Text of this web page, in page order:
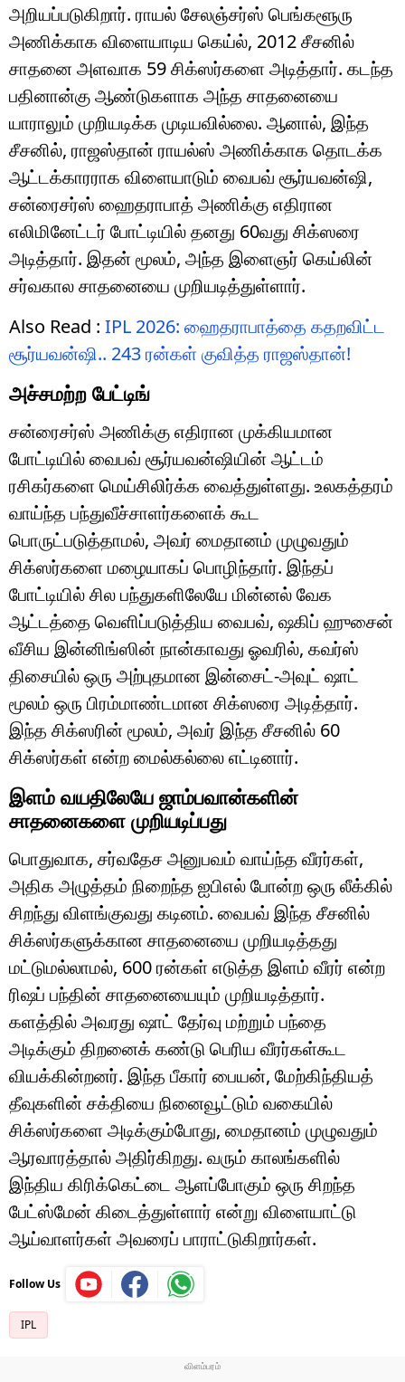
அறியப்படுகிறார். ராயல் சேலஞ்சர்ஸ் பெங்களூரு
அணிக்காக விளையாடிய கெய்ல், 2012 சீசனில்
சாதனை அளவாக 59 சிக்ஸர்களை அடித்தார். கடந்த
பதினான்கு ஆண்டுகளாக அந்த சாதனையை
யாராலும் முறியடிக்க முடியவில்லை. ஆனால், இந்த
சீசனில், ராஜஸ்தான் ராயல்ஸ் அணிக்காக தொடக்க
ஆட்டக்காரராக விளையாடும் வைபவ் சூர்யவன்ஷி,
சன்ரைசர்ஸ் ஹைதராபாத் அணிக்கு எதிரான
எலிமினேட்டர் போட்டியில் தனது 60வது சிக்ஸரை
அடித்தார். இதன் மூலம், அந்த இளைஞர் கெய்லின்
சர்வகால சாதனையை முறியடித்துள்ளார்.
Also Read : IPL 2026: ஹைதராபாத்தை கதறவிட்ட
சூர்யவன்ஷி.. 243 ரன்கள் குவித்த ராஜஸ்தான்!
அச்சமற்ற பேட்டிங்
சன்ரைசர்ஸ் அணிக்கு எதிரான முக்கியமான
போட்டியில் வைபவ் சூர்யவன்ஷியின் ஆட்டம்
ரசிகர்களை மெய்சிலிர்க்க வைத்துள்ளது. உலகத்தரம்
வாய்ந்த பந்துவீச்சாளர்களைக் கூட
பொருட்படுத்தாமல், அவர் மைதானம் முழுவதும்
சிக்ஸர்களை மழையாகப் பொழிந்தார். இந்தப்
போட்டியில் சில பந்துகளிலேயே மின்னல் வேக
ஆட்டத்தை வெளிப்படுத்திய வைபவ், ஷகிப் ஹுசைன்
வீசிய இன்னிங்ஸின் நான்காவது ஓவரில், கவர்ஸ்
திசையில் ஒரு அற்புதமான இன்சைட்-அவுட் ஷாட்
மூலம் ஒரு பிரம்மாண்டமான சிக்ஸரை அடித்தார்.
இந்த சிக்ஸரின் மூலம், அவர் இந்த சீசனில் 60
சிக்ஸர்கள் என்ற மைல்கல்லை எட்டினார்.
இளம் வயதிலேயே ஜாம்பவான்களின்
சாதனைகளை முறியடிப்பது
பொதுவாக, சர்வதேச அனுபவம் வாய்ந்த வீரர்கள்,
அதிக அழுத்தம் நிறைந்த ஐபிஎல் போன்ற ஒரு லீக்கில்
சிறந்து விளங்குவது கடினம். வைபவ் இந்த சீசனில்
சிக்ஸர்களுக்கான சாதனையை முறியடித்தது
மட்டுமல்லாமல், 600 ரன்கள் எடுத்த இளம் வீரர் என்ற
ரிஷப் பந்தின் சாதனையையும் முறியடித்தார்.
களத்தில் அவரது ஷாட் தேர்வு மற்றும் பந்தை
அடிக்கும் திறனைக் கண்டு பெரிய வீரர்கள்கூட
வியக்கின்றனர். இந்த பீகார் பையன், மேற்கிந்தியத்
தீவுகளின் சக்தியை நினைவூட்டும் வகையில்
சிக்ஸர்களை அடிக்கும்போது, ​​மைதானம் முழுவதும்
ஆரவாரத்தால் அதிர்கிறது. வரும் காலங்களில்
இந்திய கிரிக்கெட்டை ஆளப்போகும் ஒரு சிறந்த
பேட்ஸ்மேன் கிடைத்துள்ளார் என்று விளையாட்டு
ஆய்வாளர்கள் அவரைப் பாராட்டுகிறார்கள்.
Follow Us
IPL